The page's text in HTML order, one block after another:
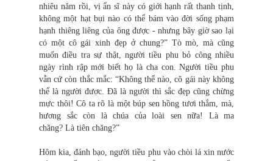
nhiêu năm rồi, vị ẩn sĩ này có giới hạnh rất thanh tịnh,
không một hạt bụi nào có thể bám vào đời sống phạm
hạnh thiêng liêng của ông được - nhưng bây giờ sao lại
có một cô gái xinh đẹp ở chung?” Tò mò, mà cũng
muốn điều tra sự thật, người tiều phu bỏ công nhiều
ngày rình rập mới biết họ là cha con. Người tiều phu
vẫn cứ còn thắc mắc: “Không thể nào, cô gái này không
thể là người được. Đã là người thì sắc đẹp cũng chừng
mực thôi! Cô ta rõ là một búp sen hồng tươi thắm, mà,
hương sắc còn là chúa của loài sen nữa! Là ma
chăng? Là tiên chăng?”
Hôm kia, đánh bạo, người tiều phu vào chòi lá xin nước